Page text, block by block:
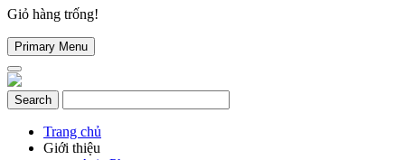
Giỏ hàng trống!
Primary Menu
Trang chủ
Giới thiệu